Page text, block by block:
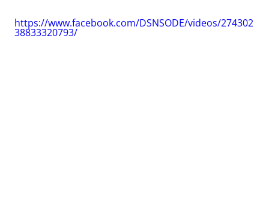
https://www.facebook.com/DSNSODE/videos/274302
38833320793/